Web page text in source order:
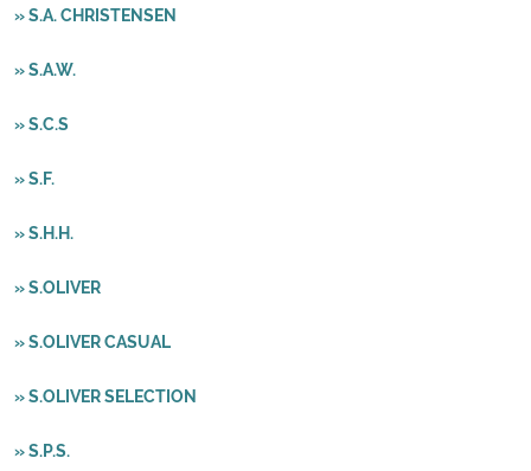
» S.A. CHRISTENSEN
» S.A.W.
» S.C.S
» S.F.
» S.H.H.
» S.OLIVER
» S.OLIVER CASUAL
» S.OLIVER SELECTION
» S.P.S.